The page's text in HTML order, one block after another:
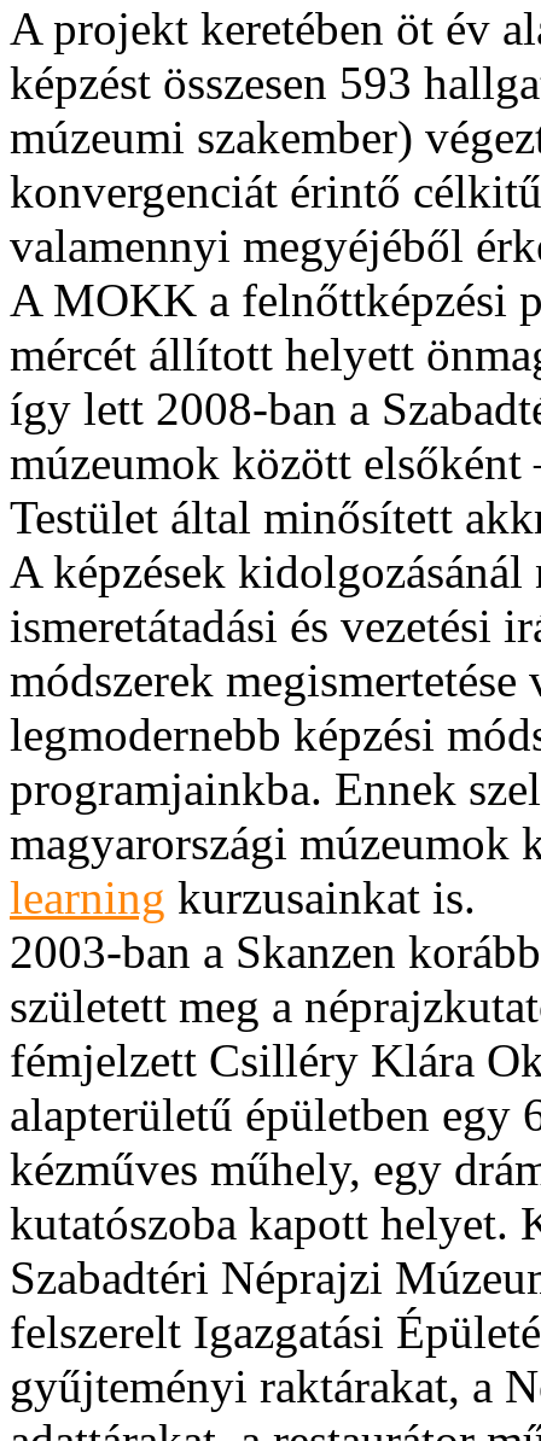
A projekt keretében öt év
képzést összesen 593
múzeumi szakember)
konvergenciát érintő
valamennyi megyéjéből
A MOKK a felnőttképzési
mércét állított helyett
így lett 2008-ban a
múzeumok között
Testület által minősített
A képzések
ismeretátadási és vezetési
módszerek
legmodernebb képzési
programjainkba. Ennek
magyarországi múzeumok
learning kurzusainkat is.
2003-ban a Skanzen
született meg a
fémjelzett Csilléry Klára
alapterületű épületben egy
kézműves műhely, egy
kutatószoba kapott helyet.
Szabadtéri Néprajzi
felszerelt Igazgatási
gyűjteményi raktárakat, a